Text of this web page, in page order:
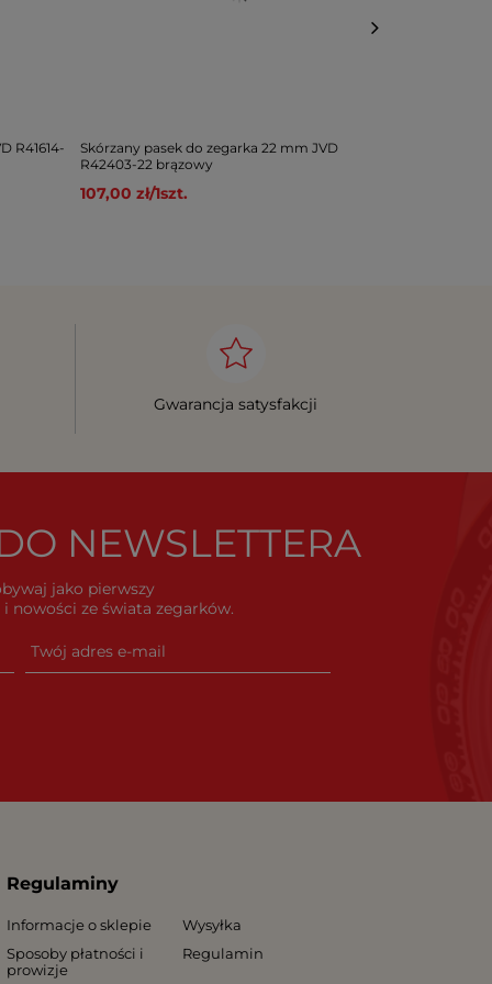
R41614-
Skórzany pasek do zegarka 22 mm JVD
R42403-22 brązowy
107,00 zł/1szt.
Gwarancja satysfakcji
NEWSLETTERA
jako pierwszy
ze świata zegarków.
Regulaminy
Informacje o sklepie
Wysyłka
Sposoby płatności i
prowizje
Regulamin